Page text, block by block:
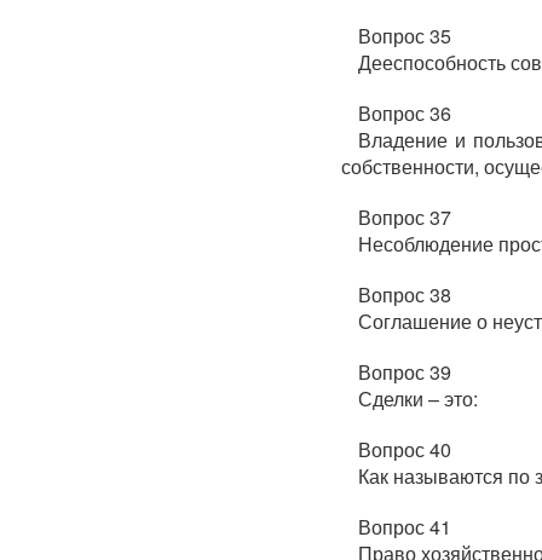
Вопрос 35
Дееспособность
Вопрос 36
Владение и
собственности,
Вопрос 37
Несоблюдение
Вопрос 38
Соглашение о
Вопрос 39
Сделки – это:
Вопрос 40
Как называются по
Вопрос 41
Право